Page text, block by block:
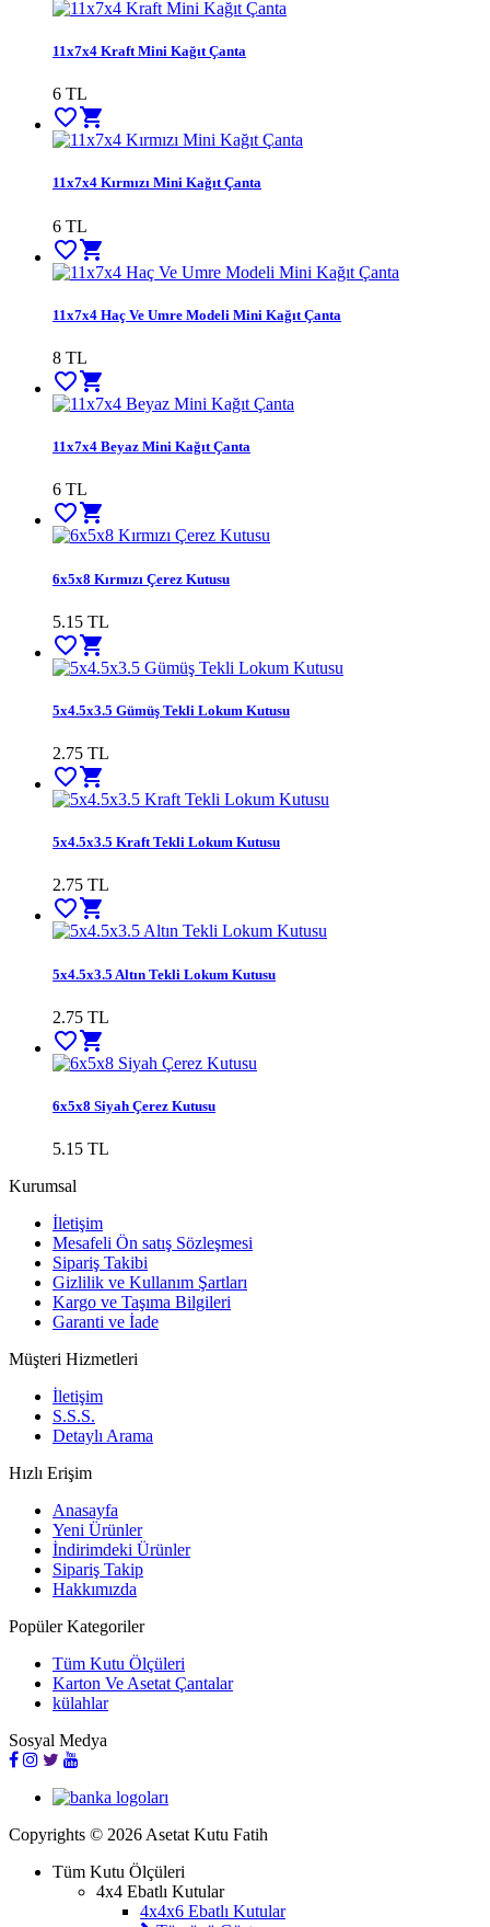
11x7x4 Kraft Mini Kağıt Çanta
6 TL
favorite_bordershopping_cart
11x7x4 Kırmızı Mini Kağıt Çanta
6 TL
favorite_bordershopping_cart
11x7x4 Haç Ve Umre Modeli Mini Kağıt Çanta
8 TL
favorite_bordershopping_cart
11x7x4 Beyaz Mini Kağıt Çanta
6 TL
favorite_bordershopping_cart
6x5x8 Kırmızı Çerez Kutusu
5.15 TL
favorite_bordershopping_cart
5x4.5x3.5 Gümüş Tekli Lokum Kutusu
2.75 TL
favorite_bordershopping_cart
5x4.5x3.5 Kraft Tekli Lokum Kutusu
2.75 TL
favorite_bordershopping_cart
5x4.5x3.5 Altın Tekli Lokum Kutusu
2.75 TL
favorite_bordershopping_cart
6x5x8 Siyah Çerez Kutusu
5.15 TL
Kurumsal
İletişim
Mesafeli Ön satış Sözleşmesi
Sipariş Takibi
Gizlilik ve Kullanım Şartları
Kargo ve Taşıma Bilgileri
Garanti ve İade
Müşteri Hizmetleri
İletişim
S.S.S.
Detaylı Arama
Hızlı Erişim
Anasayfa
Yeni Ürünler
İndirimdeki Ürünler
Sipariş Takip
Hakkımızda
Popüler Kategoriler
Tüm Kutu Ölçüleri
Karton Ve Asetat Çantalar
külahlar
Sosyal Medya
Copyrights © 2026 Asetat Kutu Fatih
Tüm Kutu Ölçüleri
4x4 Ebatlı Kutular
4x4x6 Ebatlı Kutular